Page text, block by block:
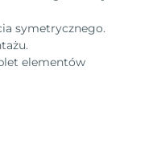
symetrycznego.
elementów